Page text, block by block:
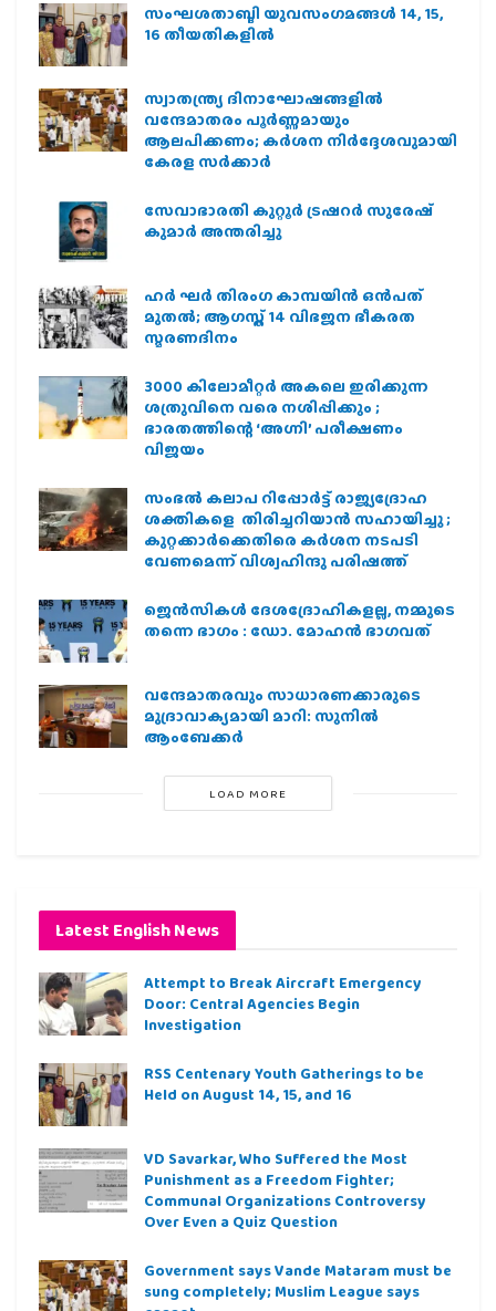
സംഘശതാബ്ദി യുവസംഗമങ്ങള്‍ 14, 15,
16 തീയതികളില്‍
സ്വാതന്ത്ര്യ ദിനാഘോഷങ്ങളിൽ
വന്ദേമാതരം പൂർണ്ണമായും
ആലപിക്കണം; കർശന നിർദ്ദേശവുമായി
കേരള സർക്കാർ
സേവാഭാരതി കുറ്റൂർ ട്രഷറർ സുരേഷ്
കുമാർ അന്തരിച്ചു
ഹര്‍ ഘര്‍ തിരംഗ കാമ്പയിന്‍ ഒന്‍പത്
മുതല്‍; ആഗസ്ത് 14 വിഭജന ഭീകരത
സ്മരണദിനം
3000 കിലോമീറ്റർ അകലെ ഇരിക്കുന്ന
ശത്രുവിനെ വരെ നശിപ്പിക്കും ;
ഭാരതത്തിന്റെ ‘അഗ്നി’ പരീക്ഷണം
വിജയം
സംഭൽ കലാപ റിപ്പോർട്ട് രാജ്യദ്രോഹ
ശക്തികളെ തിരിച്ചറിയാൻ സഹായിച്ചു ;
കുറ്റക്കാർക്കെതിരെ കർശന നടപടി
വേണമെന്ന് വിശ്വഹിന്ദു പരിഷത്ത്
ജെന്‍സികള്‍ ദേശദ്രോഹികളല്ല, നമ്മുടെ
തന്നെ ഭാഗം : ഡോ. മോഹന്‍ ഭാഗവത്
വന്ദേമാതരവും സാധാരണക്കാരുടെ
മുദ്രാവാക്യമായി മാറി: സുനിൽ
ആംബേക്കർ
LOAD MORE
Latest English News
Attempt to Break Aircraft Emergency
Door: Central Agencies Begin
Investigation
RSS Centenary Youth Gatherings to be
Held on August 14, 15, and 16
VD Savarkar, Who Suffered the Most
Punishment as a Freedom Fighter;
Communal Organizations Controversy
Over Even a Quiz Question
Government says Vande Mataram must be
sung completely; Muslim League says